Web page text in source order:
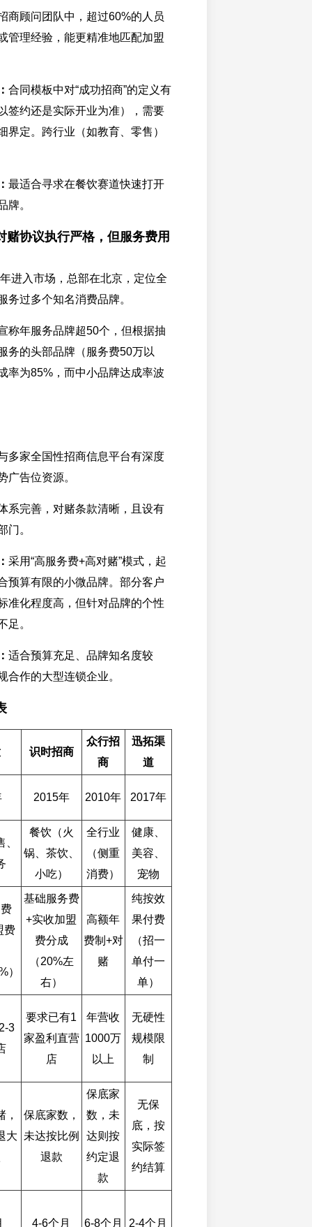
商顾问团队中，超过60%的人员
管理经验，能更精准地匹配加盟
合同模板中对“成功招商”的定义有
签约还是实际开业为准），需要
界定。跨行业（如教育、零售）
最适合寻求在餐饮赛道快速打开
牌。
协议执行严格，但服务费用
进入市场，总部在北京，定位全
务过多个知名消费品牌。
称年服务品牌超50个，但根据抽
务的头部品牌（服务费50万以
率为85%，而中小品牌达成率波
多家全国性招商信息平台有深度
广告位资源。
系完善，对赌条款清晰，且设有
门。
采用“高服务费+高对赌”模式，起
预算有限的小微品牌。部分客户
准化程度高，但针对品牌的个性
足。
适合预算充足、品牌知名度较
合作的大型连锁企业。
识时招商
众行招
商
迅拓渠
道
2015年 2010年 2017年
餐饮（火
锅、茶饮、
小吃）
全行业
（侧重
消费）
健康、
美容、
宠物
费
）
基础服务费
+实收加盟
费分成
（20%左
右）
高额年
费制+对
赌
纯按效
果付费
（招一
单付一
单）
3
要求已有1
家盈利直营
店
年营收
1000万
以上
无硬性
规模限
制
，
大
保底家数，
未达按比例
退款
保底家
数，未
达则按
约定退
款
无保
底，按
实际签
约结算
4-6个月 6-8个月 2-4个月